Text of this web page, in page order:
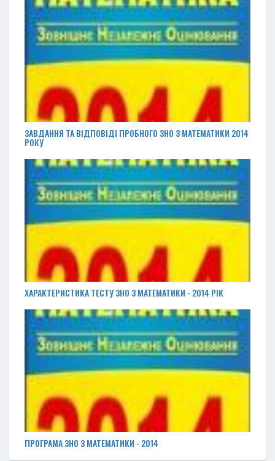
ЗАВДАННЯ ТА ВІДПОВІДІ ПРОБНОГО ЗНО З МАТЕМАТИКИ 2014
РОКУ
ХАРАКТЕРИСТИКА ТЕСТУ ЗНО З МАТЕМАТИКИ - 2014 РІК
ПРОГРАМА ЗНО З МАТЕМАТИКИ - 2014